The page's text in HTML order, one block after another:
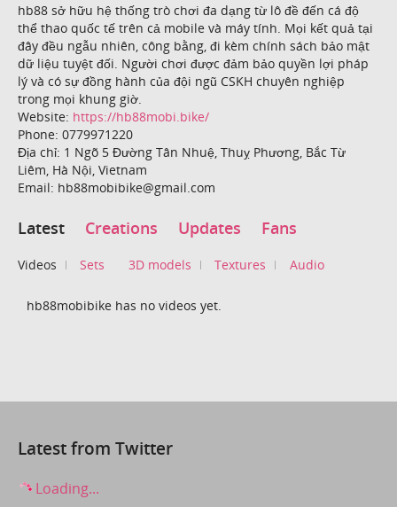
hb88 sở hữu hệ thống trò chơi đa dạng từ lô đề đến cá độ
thể thao quốc tế trên cả mobile và máy tính. Mọi kết quả tại
đây đều ngẫu nhiên, công bằng, đi kèm chính sách bảo mật
dữ liệu tuyệt đối. Người chơi được đảm bảo quyền lợi pháp
lý và có sự đồng hành của đội ngũ CSKH chuyên nghiệp
trong mọi khung giờ.
Website: https://hb88mobi.bike/
Phone: 0779971220
Địa chỉ: 1 Ngõ 5 Đường Tân Nhuệ, Thuỵ Phương, Bắc Từ
Liêm, Hà Nội, Vietnam
Email: hb88mobibike@gmail.com
Latest Creations Updates Fans
Videos Sets 3D models Textures Audio
hb88mobibike has no videos yet.
Latest from Twitter
Loading...